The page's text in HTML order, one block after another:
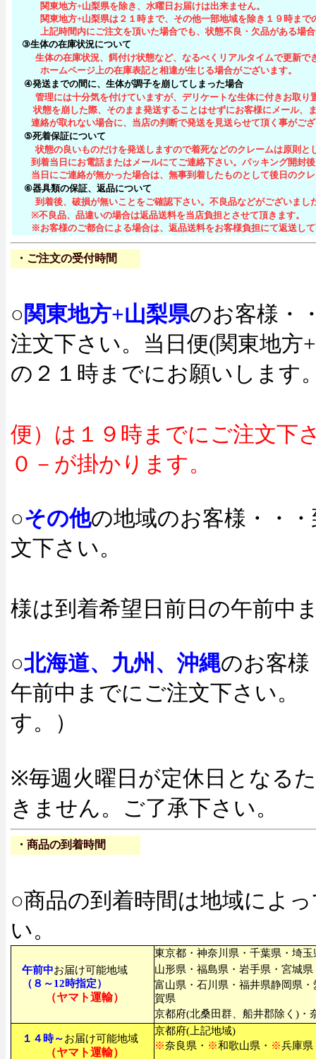
関東地方+山梨県を除き、水曜日お届けは出来ません。
関東地方+山梨県は２１時まで、その他一部地域を除き１９時まで
上記時間内にご注文を頂いた場合でも、状態不良・欠品がある場合
③生体の在庫状況について
生体の在庫状況、餌付け状態など、なるべくリアルタイムで更新
ホームページ上の在庫表記と相違が生じる場合がございます。
④発送までの間に、生体が調子を崩してしまった場合
管理には十分気を付けていますが、デリケートな生体に付きお取
状態を崩した際、そのまま発送することはせずにお客様にメール、
連絡が取れない場合に、当店の判断で発送を見送らせて頂く事がご
⑤死着保証について
状態の良いものだけを発送しますので着死などのクレームは原則
到着当日にお電話またはメールにてご連絡下さい。パッキング開封
当日にご連絡が無かった場合は、無事到着したものとして後日のクレ
⑥器具類の保証、返品について
到着後、破損が無いことをご確認下さい。不良品などがございまし
※不良品、品違いの場合は返品送料を当店負担とさせて頂きます。
※お客様のご都合による場合は、返品送料をお客様負担にて返送して
・ ご注文の受付時間
○関東地方+山梨県のお客様・
注文下さい。当日便(関東地方
の２１時までにお願いします
便）は１９時までにご注文下
０－が掛かります。
○その他の地域のお客様・・
文下さい。
様は到着希望日前日の午前中
○北海道、九州、沖縄のお客様
午前中までにご注文下さい
す。）
※毎週火曜日が定休日となる
きません。ご了承下さい。
・ 商品の到着時間
○商品の到着時間は地域によ
い。
午前中お届け可能地域
（８～12時指定）
（ヤマト運輸）
東京都・神奈川県・千葉県・埼
山形県・福島県・岩手県・宮城
富山県・石川県・福井県静岡県
賀県
京都府(北桑田群、船井郡除く)・
１４時～お届け可能地域
（ヤマト運輸）
京都府(上記地域)
※奈良県・ ※和歌山県・ ※兵庫県